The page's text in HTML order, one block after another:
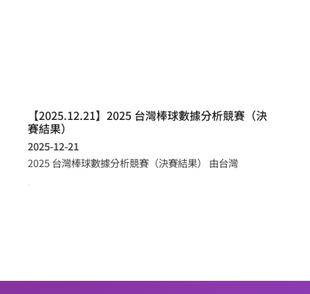
【2025.12.21】2025 台灣棒球數據分析競賽（決
賽結果）
2025-12-21
2025 台灣棒球數據分析競賽（決賽結果） 由台灣